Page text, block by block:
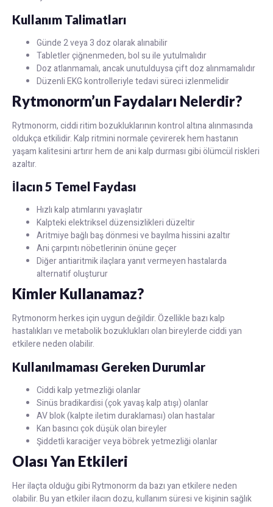
Kullanım Talimatları
Günde 2 veya 3 doz olarak alınabilir
Tabletler çiğnenmeden, bol su ile yutulmalıdır
Doz atlanmamalı, ancak unutulduysa çift doz alınmamalıdır
Düzenli EKG kontrolleriyle tedavi süreci izlenmelidir
Rytmonorm’un Faydaları Nelerdir?
Rytmonorm, ciddi ritim bozukluklarının kontrol altına alınmasında
oldukça etkilidir. Kalp ritmini normale çevirerek hem hastanın
yaşam kalitesini artırır hem de ani kalp durması gibi ölümcül riskleri
azaltır.
İlacın 5 Temel Faydası
Hızlı kalp atımlarını yavaşlatır
Kalpteki elektriksel düzensizlikleri düzeltir
Aritmiye bağlı baş dönmesi ve bayılma hissini azaltır
Ani çarpıntı nöbetlerinin önüne geçer
Diğer antiaritmik ilaçlara yanıt vermeyen hastalarda
alternatif oluşturur
Kimler Kullanamaz?
Rytmonorm herkes için uygun değildir. Özellikle bazı kalp
hastalıkları ve metabolik bozuklukları olan bireylerde ciddi yan
etkilere neden olabilir.
Kullanılmaması Gereken Durumlar
Ciddi kalp yetmezliği olanlar
Sinüs bradikardisi (çok yavaş kalp atışı) olanlar
AV blok (kalpte iletim duraklaması) olan hastalar
Kan basıncı çok düşük olan bireyler
Şiddetli karaciğer veya böbrek yetmezliği olanlar
Olası Yan Etkileri
Her ilaçta olduğu gibi Rytmonorm da bazı yan etkilere neden
olabilir. Bu yan etkiler ilacın dozu, kullanım süresi ve kişinin sağlık